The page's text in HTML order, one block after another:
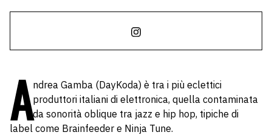
Andrea Gamba (DayKoda) è tra i più eclettici
produttori italiani di elettronica, quella contaminata
da sonorità oblique tra jazz e hip hop, tipiche di
label come Brainfeeder e Ninja Tune.